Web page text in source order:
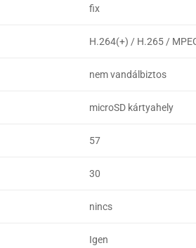
fix
H.264(+) / H.265 /
nem vandálbiztos
microSD kártyahely
57
30
nincs
Igen